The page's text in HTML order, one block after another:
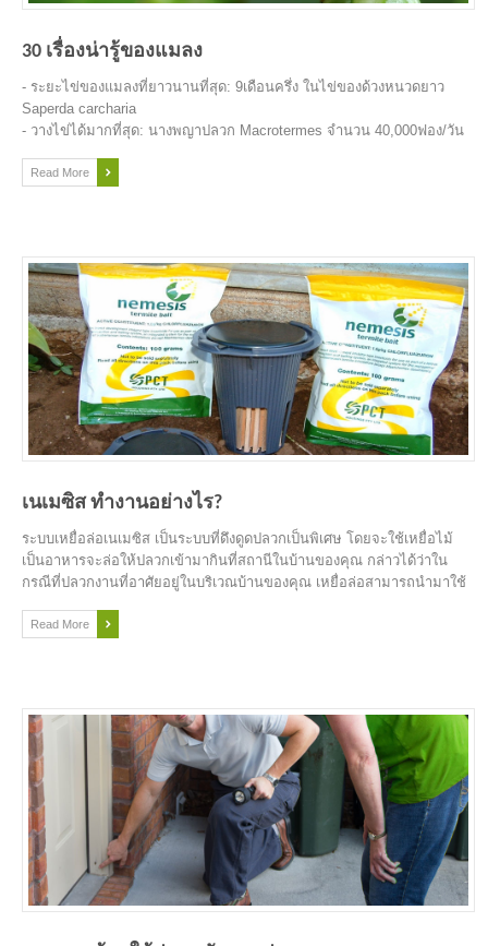
30 เรื่องน่ารู้ของแมลง
- ระยะไข่ของแมลงที่ยาวนานที่สุด: 9เดือนครึ่ง ในไข่ของด้วงหนวดยาว
Saperda carcharia
- วางไข่ได้มากที่สุด: นางพญาปลวก Macrotermes จำนวน 40,000ฟอง/วัน
องศาเซลเซียส
Read More
เนเมซิส ทำงานอย่างไร?
ระบบเหยื่อล่อเนเมซิส เป็นระบบที่ดึงดู­­­ดปลวกเป็นพิเศษ โดยจะใช้เหยื่อไม้
เป็นอาหารจะล่อให้ปลวกเข้ามากินที่สถานีในบ้านของคุณ กล่าวได้ว่าใน
กรณีที่ปลวกงานที่อาศัยอยู่ในบริเวณบ้านของคุณ เหยื่อล่อสามารถนำมาใช้
ออกแบบมาเป็นพิเศษโดยสามารถติดตั้งลงบนแหล่งที่ปลวกหาอาหาร จาก
Read More